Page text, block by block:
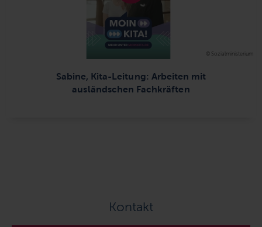
Sabine, Kita-Leitung: Arbeiten mit
ausländschen Fachkräften
© Sozialministerium
Kontakt